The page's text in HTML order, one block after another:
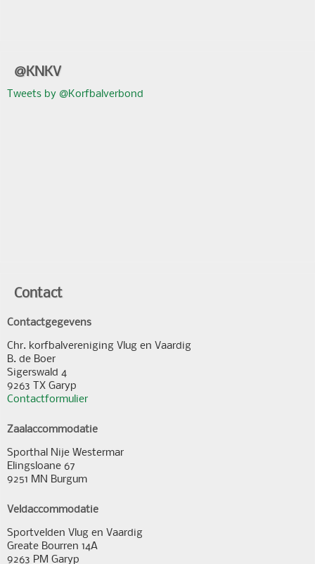
@KNKV
Tweets by @Korfbalverbond
Contact
Contactgegevens
Chr. korfbalvereniging Vlug en Vaardig
B. de Boer
Sigerswald 4
9263 TX Garyp
Contactformulier
Zaalaccommodatie
Sporthal Nije Westermar
Elingsloane 67
9251 MN Burgum
Veldaccommodatie
Sportvelden Vlug en Vaardig
Greate Bourren 14A
9263 PM Garyp